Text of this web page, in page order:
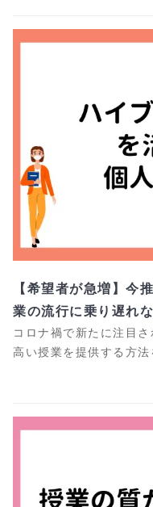
【希望者が急増】今
業の流行に乗り遅れ
コロナ禍で新たに注目
高い授業を提供する方法